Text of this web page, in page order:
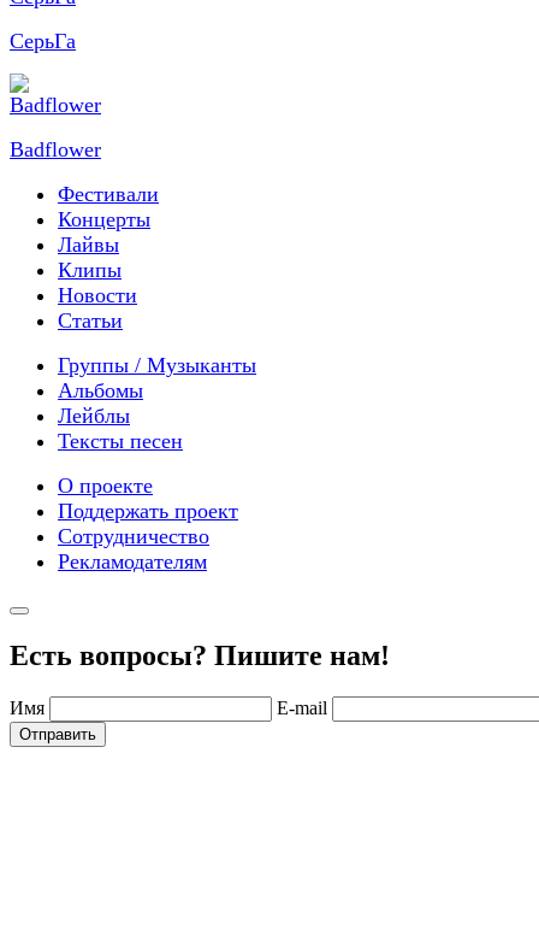
СерьГа
Badflower
Фестивали
Концерты
Лайвы
Клипы
Новости
Статьи
Группы / Музыканты
Альбомы
Лейблы
Тексты песен
О проекте
Поддержать проект
Сотрудничество
Рекламодателям
Есть вопросы? Пишите нам!
Имя E-mail